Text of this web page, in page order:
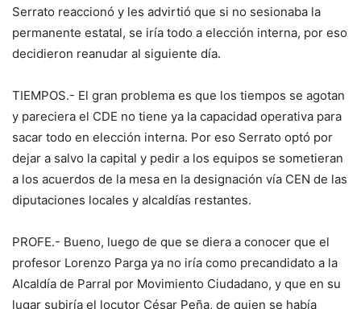
Serrato reaccionó y les advirtió que si no sesionaba la
permanente estatal, se iría todo a elección interna, por eso
decidieron reanudar al siguiente día.
TIEMPOS.- El gran problema es que los tiempos se agotan
y pareciera el CDE no tiene ya la capacidad operativa para
sacar todo en elección interna. Por eso Serrato optó por
dejar a salvo la capital y pedir a los equipos se sometieran
a los acuerdos de la mesa en la designación vía CEN de las
diputaciones locales y alcaldías restantes.
PROFE.- Bueno, luego de que se diera a conocer que el
profesor Lorenzo Parga ya no iría como precandidato a la
Alcaldía de Parral por Movimiento Ciudadano, y que en su
lugar subiría el locutor César Peña, de quien se había